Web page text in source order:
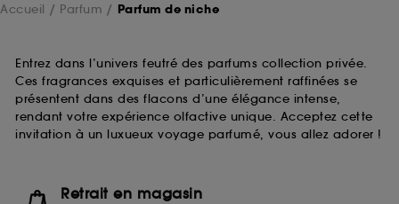
Accueil Parfum Parfum de niche
Entrez dans l’univers feutré des parfums collection privée.
Ces fragrances exquises et particulièrement raffinées se
présentent dans des flacons d’une élégance intense,
rendant votre expérience olfactive unique. Acceptez cette
invitation à un luxueux voyage parfumé, vous allez adorer !
Retrait en magasin